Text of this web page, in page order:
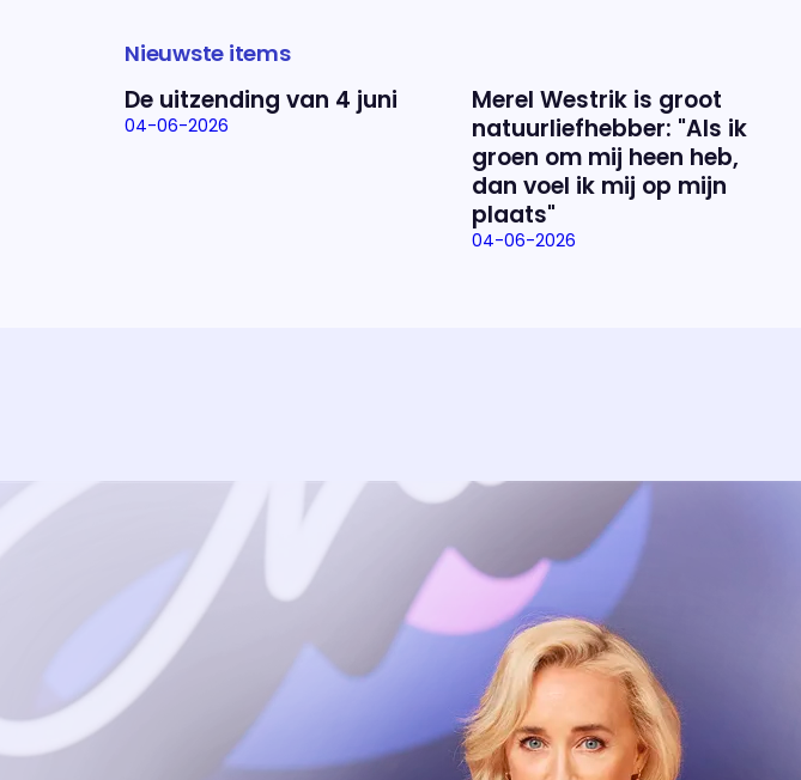
Nieuwste items
De uitzending van 4 juni
04-06-2026
Merel Westrik is groot
natuurliefhebber: "Als ik
groen om mij heen heb,
dan voel ik mij op mijn
plaats"
04-06-2026